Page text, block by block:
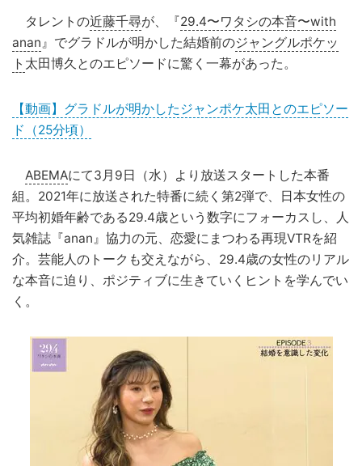
タレントの近藤千尋が、『29.4〜ワタシの本音〜with
anan 』でグラドルが明かした結婚前のジャングルポケッ
ト 太田博久とのエピソードに驚く一幕があった。
【動画】グラドルが明かしたジャンポケ太田とのエピソー
ド（25分頃）
ABEMAにて3月9日（水）より放送スタートした本番
組。2021年に放送された特番に続く第2弾で、日本女性の
平均初婚年齢である29.4歳という数字にフォーカスし、人
気雑誌『anan』協力の元、恋愛にまつわる再現VTRを紹
介。芸能人のトークも交えながら、29.4歳の女性のリアル
な本音に迫り、ポジティブに生きていくヒントを学んでい
く。